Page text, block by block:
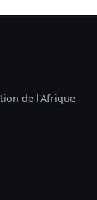
de l'Afrique